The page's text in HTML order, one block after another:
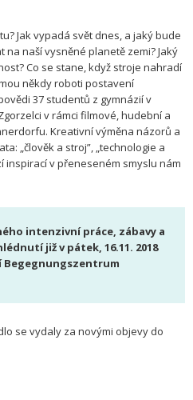
Jak vypadá svět dnes, a jaký bude
na naší vysněné planetě zemi? Jaký
Co se stane, když stroje nahradí
někdy roboti postavení
37 studentů z gymnázií v
v rámci filmové, hudební a
Kreativní výměna názorů a
„člověk a stroj”, „technologie a
inspirací v přeneseném smyslu nám
intenzivní práce, zábavy a
již v pátek, 16.11. 2018
Begegnungszentrum
se vydaly za novými objevy do